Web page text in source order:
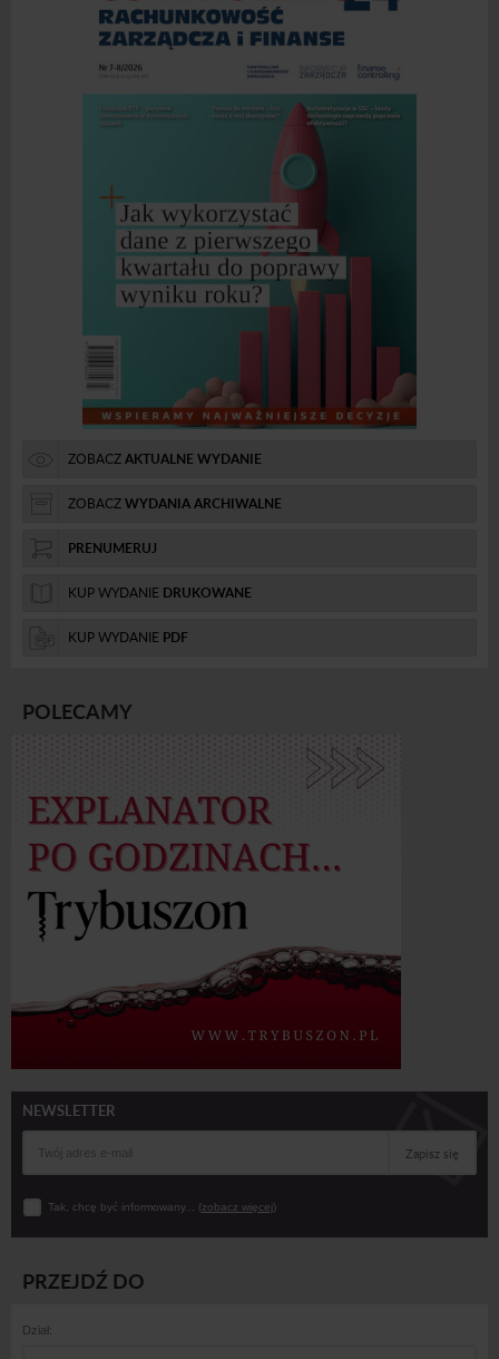
ZOBACZAKTUALNE WYDANIE
ZOBACZWYDANIA ARCHIWALNE
PRENUMERUJ
KUP WYDANIE DRUKOWANE
KUP WYDANIE PDF
POLECAMY
NEWSLETTER
Zapisz się
Tak, chcę być informowany... (zobacz więcej)
PRZEJDŹ DO
Dział: